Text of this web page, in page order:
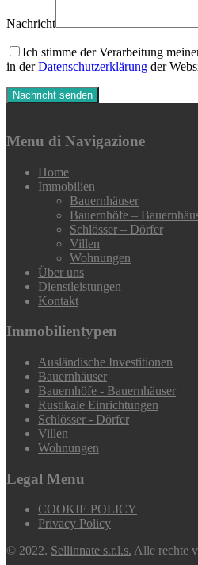
Nachricht
Ich stimme der Verarbeitung
in derDatenschutzerklärung der
Menu di Navigazione
Home
Immobilien
Bauernhäuser
Bauernhöfe –
Schlösser – Dörfer
Villen
Wohnungen
Über uns
Dienstleistungen
Kontakt
Immobilientypen
Ausländische Investitionen
Bauernhäuser
Bauernhöfe - Bauernhäuser
Rustikale Einrichtungen
Schlösser - Dörfer
Villen
Wohnungen
Legal Menu
COOKIE POLICY
Privacy Policy
© 2022. Sellinnate s.r.l.s. Alle rechte